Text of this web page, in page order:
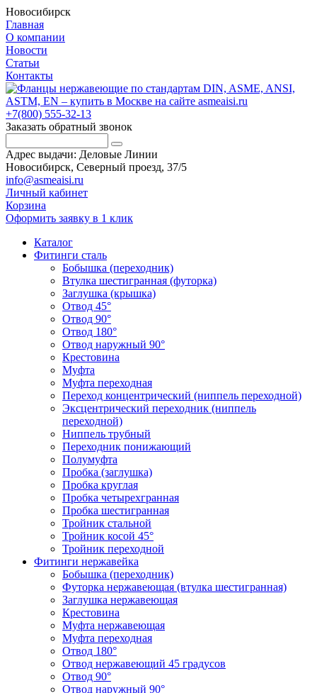
Новосибирск
Главная
О компании
Новости
Статьи
Контакты
+7(800) 555-32-13
Заказать обратный звонок
Адрес выдачи: Деловые Линии
Новосибирск, Северный проезд, 37/5
info@asmeaisi.ru
Личный кабинет
Корзина
Оформить заявку в 1 клик
Каталог
Фитинги сталь
Бобышка (переходник)
Втулка шестигранная (футорка)
Заглушка (крышка)
Отвод 45°
Отвод 90°
Отвод 180°
Отвод наружный 90°
Крестовина
Муфта
Муфта переходная
Переход концентрический (ниппель переходной)
Эксцентрический переходник (ниппель
переходной)
Ниппель трубный
Переходник понижающий
Полумуфта
Пробка (заглушка)
Пробка круглая
Пробка четырехгранная
Пробка шестигранная
Тройник стальной
Тройник косой 45°
Тройник переходной
Фитинги нержавейка
Бобышка (переходник)
Футорка нержавеющая (втулка шестигранная)
Заглушка нержавеющая
Крестовина
Муфта нержавеющая
Муфта переходная
Отвод 180°
Отвод нержавеющий 45 градусов
Отвод 90°
Отвод наружный 90°